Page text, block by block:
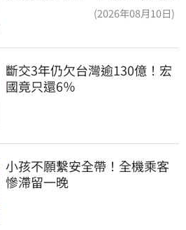
(2026年08月10日)
斷交3年仍欠台灣逾130億！宏
國竟只還6％
小孩不願繫安全帶！全機乘客
慘滯留一晚